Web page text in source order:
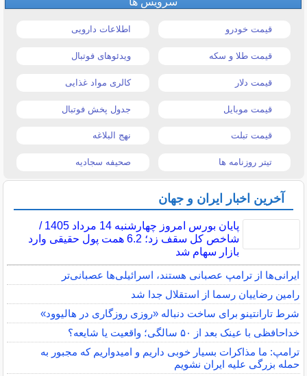
قیمت خودرو اطلاعات دارویی
قیمت طلا و سکه ویدئوهای فوتبال
قیمت دلار کالری مواد غذایی
قیمت موبایل جدول پخش فوتبال
قیمت تبلت نهج البلاغه
تیتر روزنامه ها صحیفه سجادیه
آخرین اخبار ایران و جهان
پایان بورس امروز چهارشنبه 14 مرداد 1405 /
شاخص کل سقف زد؛ 6.2 همت پول حقیقی وارد
بازار سهام شد
ایرانی‌ها از ترامپ عصبانی هستند، اسرائیلی‌ها عصبانی‌تر
رامین رضاییان رسما از استقلال جدا شد
شرط تارانتینو برای ساخت دنباله «روزی روزگاری در هالیوود»
خداحافظی با عینک بعد از ۵۰ سالگی؛ واقعیت یا شایعه؟
ترامپ: ما مذاکرات بسیار خوبی داریم و امیدواریم که مجبور به
حمله بزرگی علیه ایران نشویم